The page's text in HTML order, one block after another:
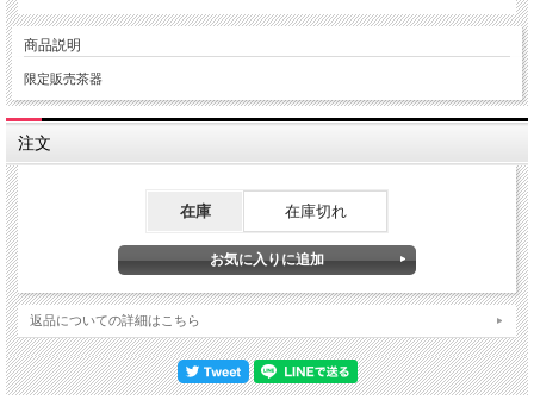
商品説明
限定販売茶器
注文
在庫 在庫切れ
返品についての詳細はこちら